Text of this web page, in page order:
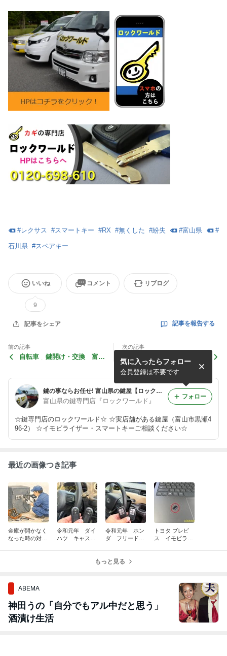
#レクサス #スマートキー #RX #無くした #紛失 #富山県 #
石川県 #スペアキー
いいね
9
コメント リブログ
記事をシェア 記事を報告する
前の記事
自転車 鍵開け・交換 富山
次の記事
1975 マツダ シャンテ 紛
失キー作製 石川県白山市
鍵の事ならお任せ! 富山県の鍵屋【ロックワールド】
富山県の鍵専門店『ロックワールド』
☆鍵専門店のロックワールド☆ ☆実店舗がある鍵屋（富山市黒瀬4
96-2） ☆イモビライザー・スマートキーご相談ください☆
気に入ったらフォロー
会員登録は不要です
フォロー
最近の画像つき記事
金庫が開かなく
なった時の対処
令和元年 ダイ
ハツ キャス
令和元年 ホン
ダ フリード
鍵屋
トヨタ ブレビ
ス イモビライ
もっと見る
ABEMA
神田うの「自分でもアル中だと思う」
酒漬け生活